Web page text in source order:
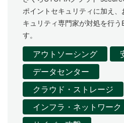
ポイントセキュリティに加え
キュリティ専門家が対処を行う
す。
アウトソーシング
データセンター
クラウド・ストレージ
インフラ・ネットワーク